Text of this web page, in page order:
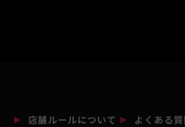
店舗ルールについて よくある質